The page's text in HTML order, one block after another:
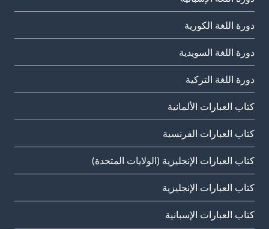
دورة اللغة الكورية
دورة اللغة السويدية
دورة اللغة التركية
كتاب العبارات الألمانية
كتاب العبارات الفرنسية
كتاب العبارات الإنجليزية (الولايات المتحدة)
كتاب العبارات الإنجليزية
كتاب العبارات الإسبانية